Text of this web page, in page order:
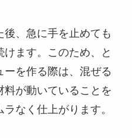
、急に手を止めても
ます。このため、と
ーを作る際は、混ぜる
が動いていることを
なく仕上がります。